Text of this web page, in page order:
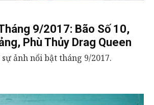
9/2017: Bão Số 10,
Phù Thủy Drag Queen
ảnh nổi bật tháng 9/2017.